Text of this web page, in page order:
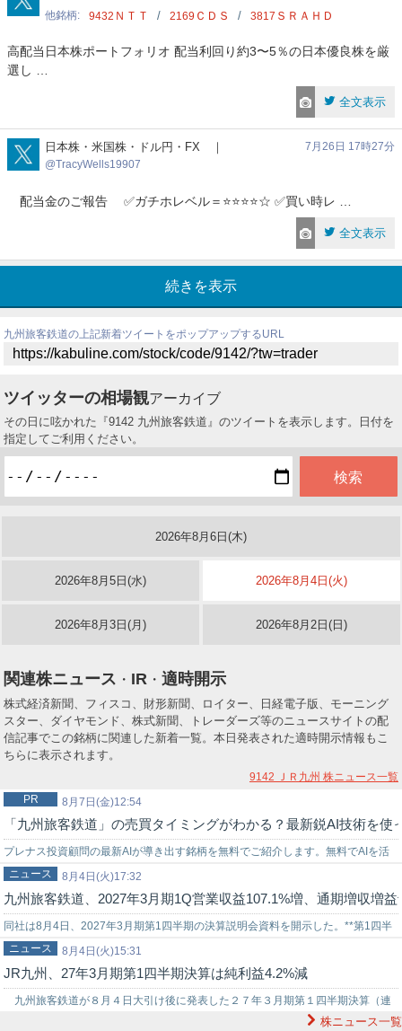
他銘柄
9432 ＮＴＴ 2169 ＣＤＳ 3817 ＳＲＡＨＤ
高配当日本株ポートフォリオ 配当利回り約3〜5％の日本優良株を厳
選し …
全文表示
TracyWells19907
日本株・米国株・ドル円・FX ｜
TracyWells19907
7月26日 17時27分
配当金のご報告 ✅ガチホレベル＝⭐️⭐️⭐️⭐️☆ ✅買い時レ …
全文表示
続きを表示
九州旅客鉄道の上記新着ツイートをポップアップするURL
ツイッターの相場観アーカイブ
その日に呟かれた『9142 九州旅客鉄道』のツイートを表示します。日付を
指定してご利用ください。
2026年8月6日(木)
2026年8月5日(水) 2026年8月4日(火)
2026年8月3日(月) 2026年8月2日(日)
関連株ニュース ・ IR ・ 適時開示
株式経済新聞、フィスコ、財形新聞、ロイター、日経電子版、モーニング
スター、ダイヤモンド、株式新聞、トレーダーズ等のニュースサイトの配
信記事でこの銘柄に関連した新着一覧。本日発表された適時開示情報もこ
ちらに表示されます。
9142 ＪＲ九州 株ニュース一覧
8月7日(金)12:54
PR
「九州旅客鉄道」の売買タイミングがわかる？最新鋭AI技術を使
プレナス投資顧問の最新AIが導き出す銘柄を無料でご紹介します。無料でAIを活
用した株式投資を始めてみませんか？上手く使いこなせれば…
8月4日(火)17:32
ニュース
九州旅客鉄道、2027年3月期1Q営業収益107.1%増、通期増収増益
同社は8月4日、2027年3月期第1四半期の決算説明会資料を開示した。**第1四半
期決算**営業収益は1,258億円で、対前年同期比7.1%増加した…
8月4日(火)15:31
ニュース
JR九州、27年3月期第1四半期決算は純利益4.2%減
九州旅客鉄道が８月４日大引け後に発表した２７年３月期第１四半期決算（連
結）は売上高１２５８億１９００万円（前年同期比７．１％増）、純利益１５７
株ニュース一覧